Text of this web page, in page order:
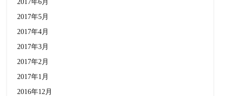
2017年6月
2017年5月
2017年4月
2017年3月
2017年2月
2017年1月
2016年12月